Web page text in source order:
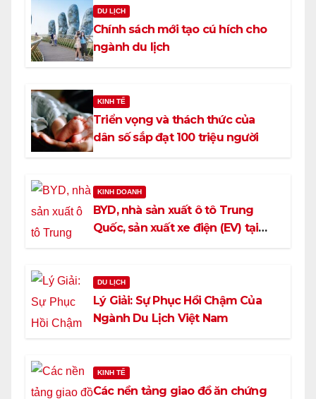
DU LỊCH
Chính sách mới tạo cú hích cho
ngành du lịch
KINH TẾ
Triển vọng và thách thức của
dân số sắp đạt 100 triệu người
KINH DOANH
BYD, nhà sản xuất ô tô Trung
Quốc, sản xuất xe điện (EV) tại
DU LỊCH
Lý Giải: Sự Phục Hồi Chậm Của
Ngành Du Lịch Việt Nam
KINH TẾ
Các nền tảng giao đồ ăn chứng